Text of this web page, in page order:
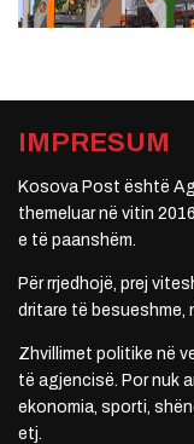
IMPRESUM
Kosova Post është
themeluar në vitin
e të paanshëm.
Për rrjedhojë, prej
dritare të besueshme,
Zhvillimet politike në
të agjencisë. Por nuk
ekonomia, sporti,
etj.